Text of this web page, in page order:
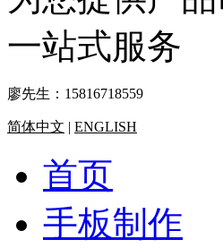
廖先生： 15816718559
简体中文 | ENGLISH
首页
手板制作